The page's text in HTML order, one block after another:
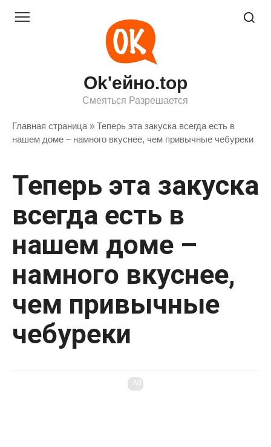
Ok'ейно.top
Смеяться Разрешается
Главная страница » Теперь эта закуска всегда есть в
нашем доме – намного вкуснее, чем привычные чебуреки
Теперь эта закуска
всегда есть в
нашем доме –
намного вкуснее,
чем привычные
чебуреки
Ad